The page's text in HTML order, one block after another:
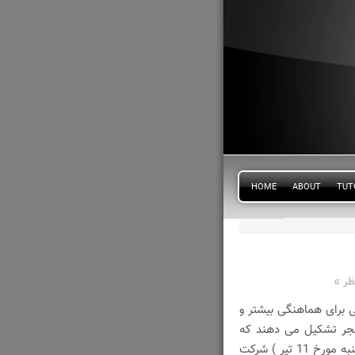
HOME ABOUT
برای هماهنگی بیشتر و
تشکیل می دهند که
بنده این افتخار را داشتم در جلسه هفته پیش ( دوشنبه مورخ 11 تیر ) شرکت